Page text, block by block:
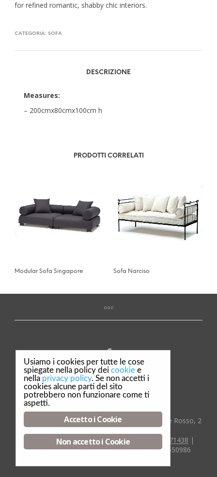
for refined romantic, shabby chic interiors.
CATEGORIA: SOFA
DESCRIZIONE
Measures:
– 200cmx80cmx100cm h
PRODOTTI CORRELATI
Modular Sofa Singapore Sofa Narciso
Privacy & Policy
Credits
© Dalè F.lli S.r.l. Complementi d'arredo - Via Ponte Rosso, 2
- 25020 Dello (BS)
:+39 030 9718029| Fax: +39 030 9971438 |
Email:info@complementidale.it| P.IVA00549550986
Usiamo i cookies per tutte le cose
spiegate nella policy dei cookie e
nella privacy policy. Se non accetti i
cookies alcune parti del sito
potrebbero non funzionare come ti
aspetti.
Accetto i Cookie
Non accetto i Cookie